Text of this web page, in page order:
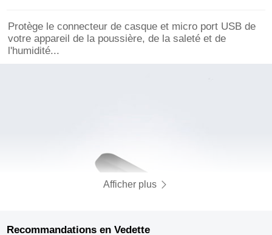
Protège le connecteur de casque et micro port USB de
votre appareil de la poussière, de la saleté et de
l'humidité...
Afficher plus
Recommandations en Vedette